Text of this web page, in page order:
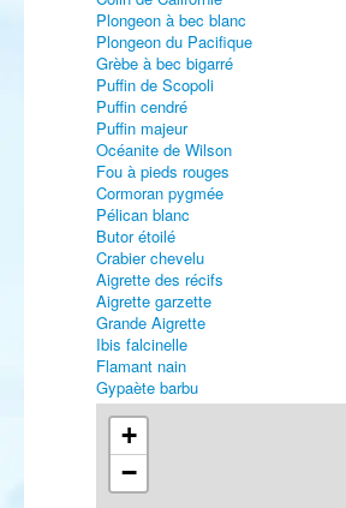
Plongeon à bec blanc
Plongeon du Pacifique
Grèbe à bec bigarré
Puffin de Scopoli
Puffin cendré
Puffin majeur
Océanite de Wilson
Fou à pieds rouges
Cormoran pygmée
Pélican blanc
Butor étoilé
Crabier chevelu
Aigrette des récifs
Aigrette garzette
Grande Aigrette
Ibis falcinelle
Flamant nain
Gypaète barbu
Busard pâle
Busard d'Amérique
Buse féroce
Aigle impérial
Faucon d'Eléonore
+
−